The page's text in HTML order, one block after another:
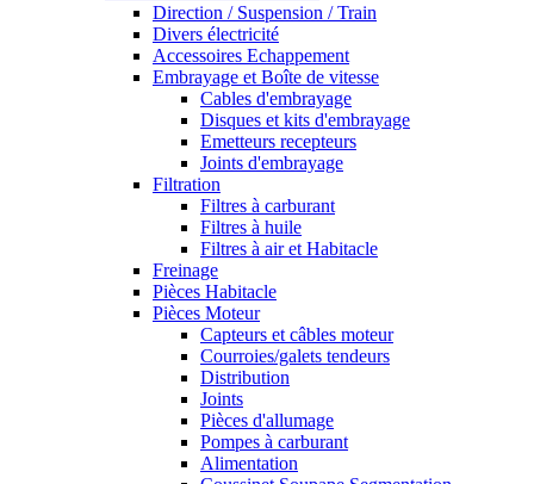
Direction / Suspension / Train
Divers électricité
Accessoires Echappement
Embrayage et Boîte de vitesse
Cables d'embrayage
Disques et kits d'embrayage
Emetteurs recepteurs
Joints d'embrayage
Filtration
Filtres à carburant
Filtres à huile
Filtres à air et Habitacle
Freinage
Pièces Habitacle
Pièces Moteur
Capteurs et câbles moteur
Courroies/galets tendeurs
Distribution
Joints
Pièces d'allumage
Pompes à carburant
Alimentation